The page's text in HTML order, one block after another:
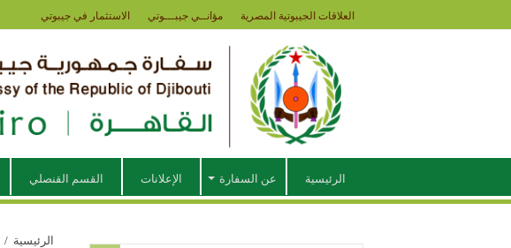
العلاقات الجيبوتية المصرية مؤانــي جيبـــوتي الاستثمار في جيبوتي
الرئيسية عن السفارة الإعلانات القسم القنصلي
الرئيسية /